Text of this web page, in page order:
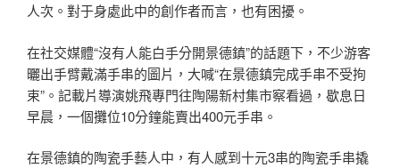
人次。對于身處此中的創作者而言，也有困擾。
在社交媒體“沒有人能白手分開景德鎮”的話題下，不少游客
曬出手臂戴滿手串的圖片，大喊“在景德鎮完成手串不受拘
束”。記載片導演姚飛專門往陶陽新村集市察看過，歇息日
早晨，一個攤位10分鐘能賣出400元手串。
在景德鎮的陶瓷手藝人中，有人感到十元3串的陶瓷手串撬